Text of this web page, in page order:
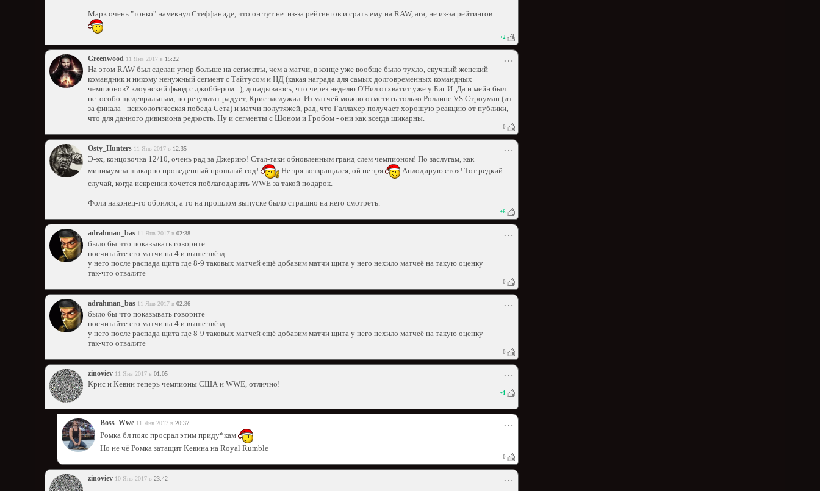
Марк очень "тонко" намекнул Стеффаниде, что он тут не из-за рейтингов и срать ему на RAW, ага, не из-за рейтингов...
+2
Greenwood 11 Янв 2017 в 15:22 ⋯
На этом RAW был сделан упор больше на сегменты, чем а матчи, в конце уже вообще было тухло, скучный женский
командник и никому ненужный сегмент с Тайтусом и НД (какая награда для самых долговременных командных
чемпионов? клоунский фьюд с джоббером...), догадываюсь, что через неделю О'Нил отхватит уже у Биг И. Да и мейн был
не особо щедевральным, но результат радует, Крис заслужил. Из матчей можно отметить только Роллинс VS Строуман (из-
за финала - психологическая победа Сета) и матчи полутяжей, рад, что Галлахер получает хорошую реакцию от публики,
что для данного дивизиона редкость. Ну и сегменты с Шоном и Гробом - они как всегда шикарны.
0
Osty_Hunters 11 Янв 2017 в 12:35 ⋯
Э-эх, концовочка 12/10, очень рад за Джерико! Стал-таки обновленным гранд слем чемпионом! По заслугам, как
минимум за шикарно проведенный прошлый год!
Не зря возвращался, ой не зря
Аплодирую стоя! Тот редкий
случай, когда искрении хочется поблагодарить WWE за такой подарок.
Фоли наконец-то обрился, а то на прошлом выпуске было страшно на него смотреть.
+6
adrahman_bas 11 Янв 2017 в 02:38 ⋯
было бы что показывать говорите
посчитайте его матчи на 4 и выше звёзд
у него после распада щита где 8-9 таковых матчей ещё добавим матчи щита у него нехило матчеё на такую оценку
так-что отвалите
0
adrahman_bas 11 Янв 2017 в 02:36 ⋯
было бы что показывать говорите
посчитайте его матчи на 4 и выше звёзд
у него после распада щита где 8-9 таковых матчей ещё добавим матчи щита у него нехило матчеё на такую оценку
так-что отвалите
0
zinoviev 11 Янв 2017 в 01:05 ⋯
Крис и Кевин теперь чемпионы США и WWE, отлично!
+1
Boss_Wwe 11 Янв 2017 в 20:37 ⋯
Ромка бл пояс просрал этим приду*кам
Но не чё Ромка затащит Кевина на Royal Rumble
0
zinoviev 10 Янв 2017 в 23:42 ⋯